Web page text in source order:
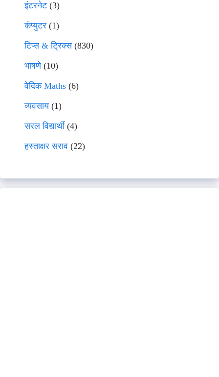
इंटरनेट(3)
कंप्युटर (1)
टिप्स & ट्रिक्स(830)
भाषणे(10)
वेदिक Maths (6)
व्यवसाय(1)
सरल विद्यार्थी(4)
हस्ताक्षर सराव (22)